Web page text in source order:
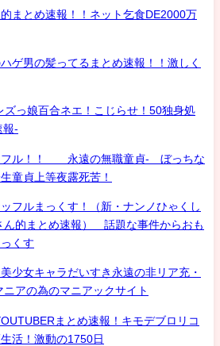
まとめ速報！！ネット乞食DE2000万
ゲ男の髪ってるまとめ速報！！激しく
ズっ娘百合ネエ！こじらせ！50独身処
報-
フル！！ 永遠の無職童貞- ぼっちな
童貞上等夜露死苦！
フルまっくす！（新・ナンノひゃくし
ん的まとめ速報） 話題な事件からおも
くす
少女キャラだいすき永遠の非リア充・
アの為のマニアックサイト
まとめ速報！キモデブロリコ
活！激動の1750日